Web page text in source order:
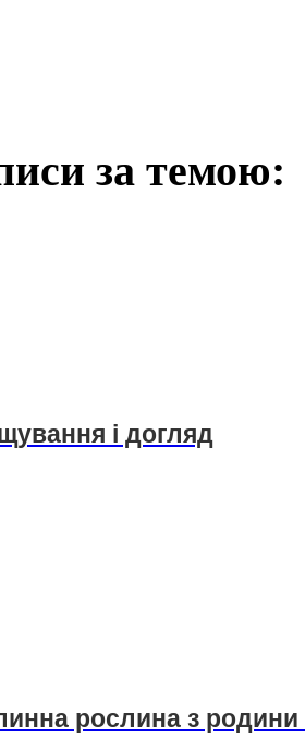
за темою:
і догляд
рослина з